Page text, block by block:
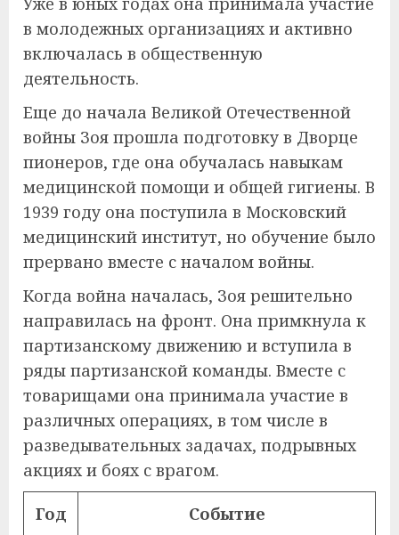
в молодежных организациях и активно
включалась в общественную
деятельность.
Еще до начала Великой Отечественной
войны Зоя прошла подготовку в Дворце
пионеров, где она обучалась навыкам
медицинской помощи и общей гигиены. В
1939 году она поступила в Московский
медицинский институт, но обучение было
прервано вместе с началом войны.
Когда война началась, Зоя решительно
направилась на фронт. Она примкнула к
партизанскому движению и вступила в
ряды партизанской команды. Вместе с
товарищами она принимала участие в
различных операциях, в том числе в
разведывательных задачах, подрывных
акциях и боях с врагом.
Год Событие